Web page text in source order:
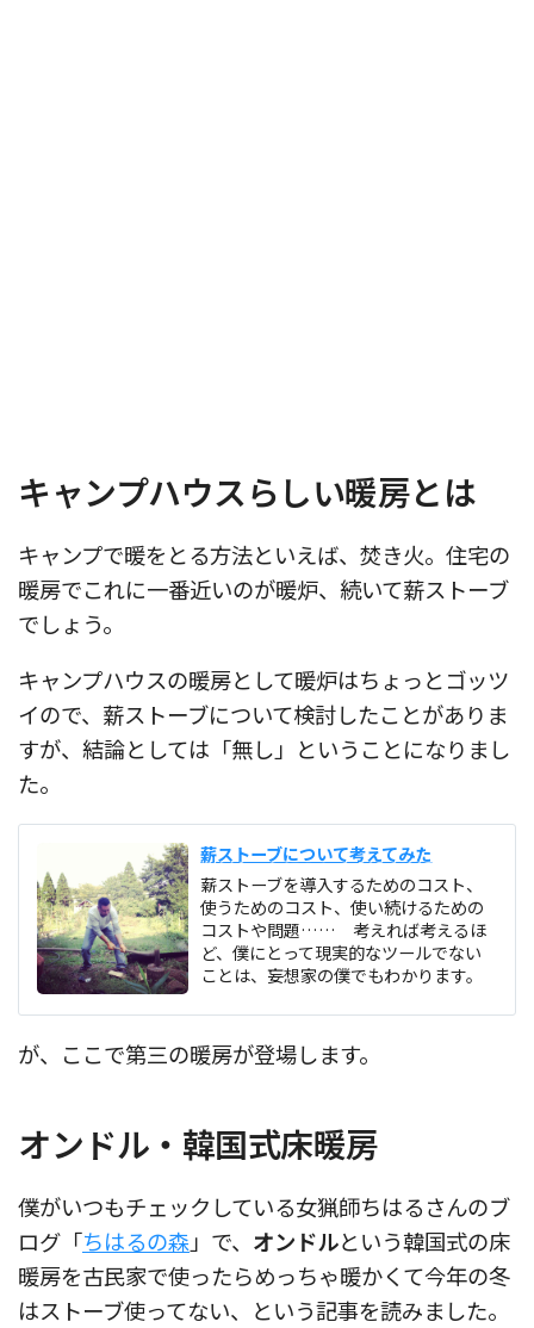
キャンプハウスらしい暖房とは
キャンプで暖をとる方法といえば、焚き火。住宅の
暖房でこれに一番近いのが暖炉、続いて薪ストーブ
でしょう。
キャンプハウスの暖房として暖炉はちょっとゴッツ
イので、薪ストーブについて検討したことがありま
すが、結論としては「無し」ということになりまし
た。
薪ストーブについて考えてみた
薪ストーブを導入するためのコスト、
使うためのコスト、使い続けるための
コストや問題…… 考えれば考えるほ
ど、僕にとって現実的なツールでない
ことは、妄想家の僕でもわかります。
が、ここで第三の暖房が登場します。
オンドル・韓国式床暖房
僕がいつもチェックしている女猟師ちはるさんのブ
ログ「ちはるの森 」で、 オンドルという韓国式の床
暖房を古民家で使ったらめっちゃ暖かくて今年の冬
はストーブ使ってない、という記事を読みました。